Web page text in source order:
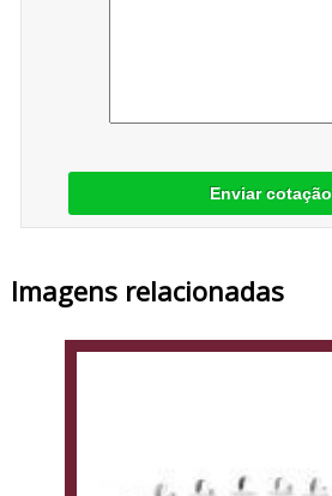
Enviar cotação
Imagens relacionadas